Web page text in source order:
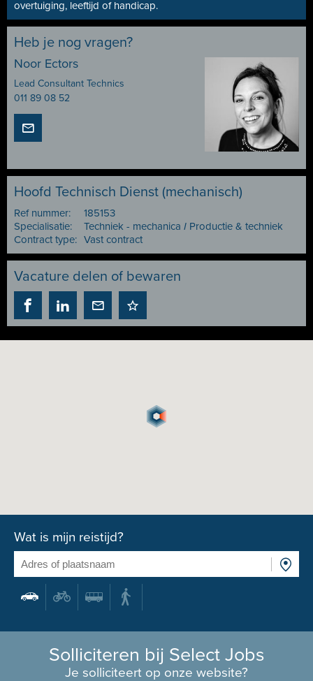
overtuiging, leeftijd of handicap.
Heb je nog vragen?
Noor Ectors
Lead Consultant Technics
011 89 08 52
Hoofd Technisch Dienst (mechanisch)
Ref nummer:
185153
Specialisatie:
Techniek - mechanica I Productie & techniek
Contract type: Vast contract
Vacature delen of bewaren
Wat is mijn reistijd?
Solliciteren bij Select Jobs
Je solliciteert op onze website?